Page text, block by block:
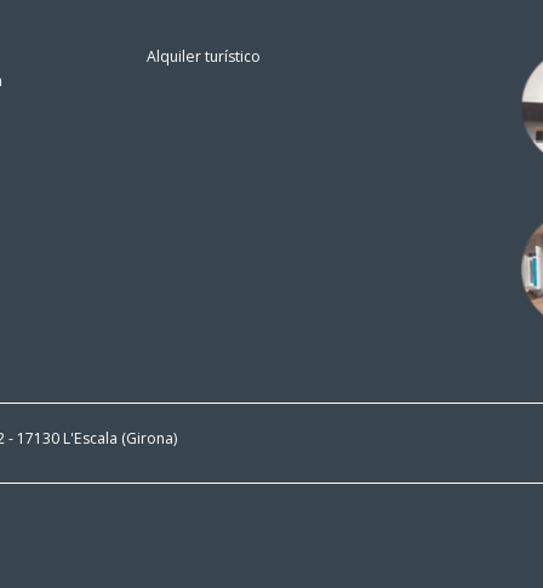
Alquiler turístico
- 17130 L'Escala (Girona)